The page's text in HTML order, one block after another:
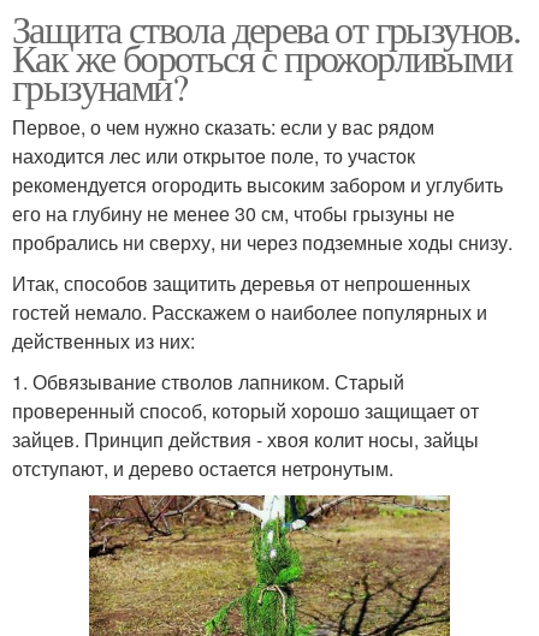
Защита ствола дерева от грызунов.
Как же бороться с прожорливыми
грызунами?
Первое, о чем нужно сказать: если у вас рядом
находится лес или открытое поле, то участок
рекомендуется огородить высоким забором и углубить
его на глубину не менее 30 см, чтобы грызуны не
пробрались ни сверху, ни через подземные ходы снизу.
Итак, способов защитить деревья от непрошенных
гостей немало. Расскажем о наиболее популярных и
действенных из них:
1. Обвязывание стволов лапником. Старый
проверенный способ, который хорошо защищает от
зайцев. Принцип действия - хвоя колит носы, зайцы
отступают, и дерево остается нетронутым.